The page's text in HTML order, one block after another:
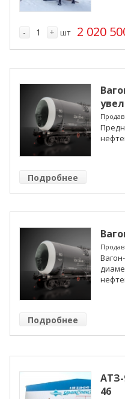
- + шт 2 020
Подробнее
Подробнее
АТЗ-
46